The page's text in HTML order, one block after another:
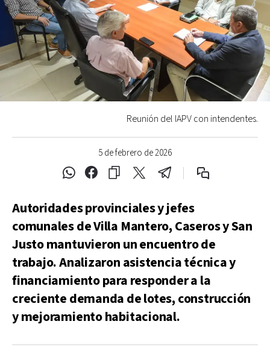
5 de febrero de 2026
Reunión del IAPV con intendentes.
Autoridades provinciales y jefes
comunales de Villa Mantero, Caseros y San
Justo mantuvieron un encuentro de
trabajo. Analizaron asistencia técnica y
financiamiento para responder a la
creciente demanda de lotes, construcción
y mejoramiento habitacional.